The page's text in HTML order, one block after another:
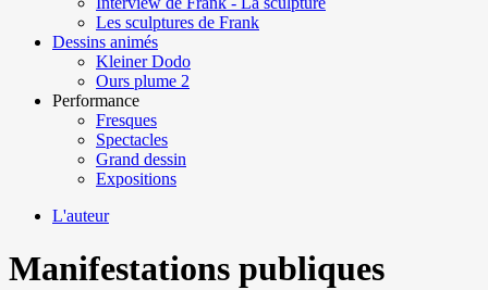
Les sculptures de Frank
Dessins animés
Kleiner Dodo
Ours plume 2
Performance
Fresques
Spectacles
Grand dessin
Expositions
L'auteur
Manifestations publiques